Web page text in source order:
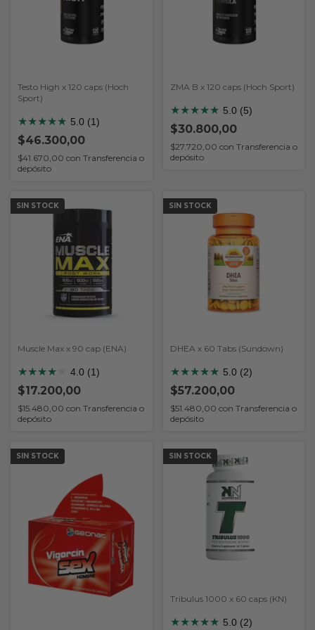
Testo High x 120 caps (Hoch
Sport)
★★★★★ 5.0 (1)
$46.300,00
$41.670,00 con Transferencia o
depósito
ZMA B x 120 caps (Hoch Sport)
★★★★★ 5.0 (5)
$30.800,00
$27.720,00 con Transferencia o
depósito
SIN STOCK
Muscle Max x 90 cap (ENA)
★★★★ 4.0 (1)
$17.200,00
$15.480,00 con Transferencia o
depósito
SIN STOCK
DHEA x 60 Tabs (Sundown)
★★★★★ 5.0 (2)
$57.200,00
$51.480,00 con Transferencia o
depósito
SIN STOCK SIN STOCK
Tribulus 1000 x 60 caps (KN)
★★★★★ 5.0 (2)